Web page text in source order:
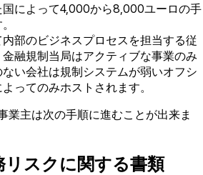
国によって4,000から8,000ユーロの手
部のビジネスプロセスを担当する従
融規制当局はアクティブな事業のみ
い会社は規制システムが弱いオフシ
ってのみホストされます。
業主は次の手順に進むことが出来ま
スクに関する書類